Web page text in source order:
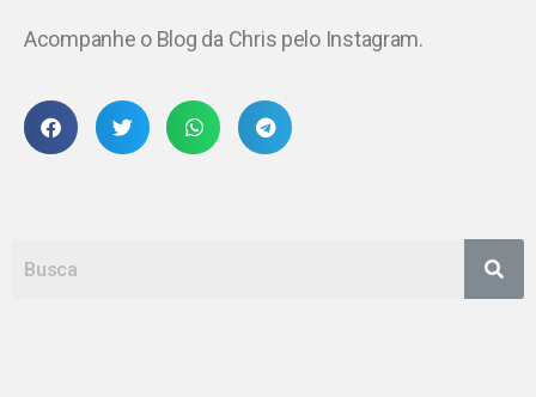
Acompanhe o Blog da Chris pelo Instagram.